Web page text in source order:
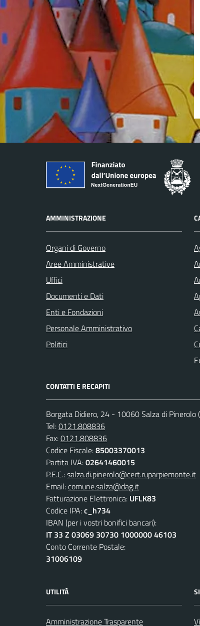
AMMINISTRAZIONE
Organi di Governo
Aree Amministrative
Uffici
Documenti e Dati
Enti e Fondazioni
Personale Amministrativo
Politici
CONTATTI E RECAPITI
Borgata Didiero, 24 - 10060 Salza di Pinerolo
Tel:0121.808836
Fax:0121.808836
Codice Fiscale:85003370013
Partita IVA:02641460015
P.E.C.:salza.di.pinerolo@cert.ruparpiemonte.it
Email:comune.salza@dag.it
Fatturazione Elettronica: UFLK83
Codice IPA:c_h734
IBAN (per i vostri bonifici bancari):
IT 33 Z 03069 30730 1000000 46103
Conto Corrente Postale:
31006109
UTILITÀ
Amministrazione Trasparente